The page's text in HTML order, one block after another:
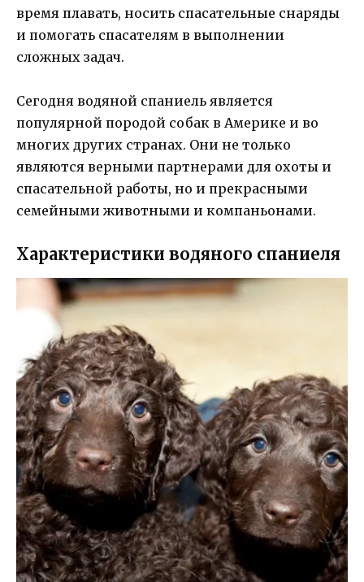
время плавать, носить спасательные снаряды
и помогать спасателям в выполнении
сложных задач.
Сегодня водяной спаниель является
популярной породой собак в Америке и во
многих других странах. Они не только
являются верными партнерами для охоты и
спасательной работы, но и прекрасными
семейными животными и компаньонами.
Характеристики водяного спаниеля